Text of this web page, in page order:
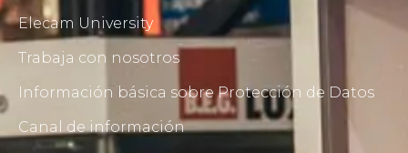
Elecam University
Trabaja con nosotros
Información básica sobre Protección de Datos
Canal de información